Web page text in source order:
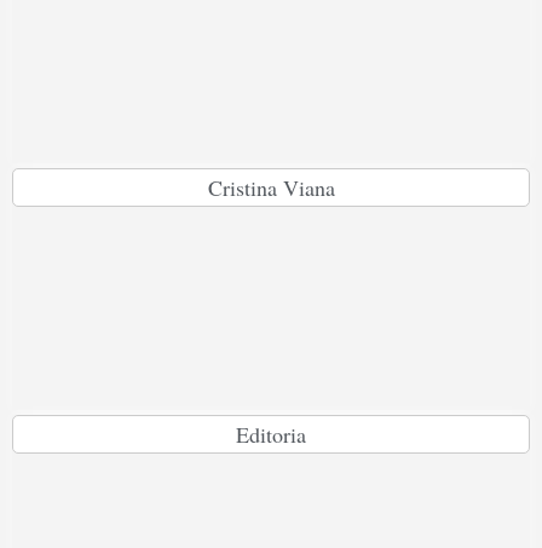
Cristina Viana
Editoria